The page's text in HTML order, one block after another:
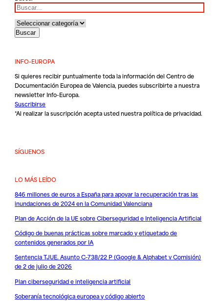
INFO-EUROPA
Si quieres recibir puntualmente toda la información del Centro de
Documentación Europea de Valencia, puedes subscribirte a nuestra
newsletter Info-Europa.
Suscribirse
*Al realizar la suscripción acepta usted nuestrapolítica de privacidad.
SÍGUENOS
LO MÁS LEÍDO
846 millones de euros a España para apoyar la recuperación tras las
inundaciones de 2024 en la Comunidad Valenciana
Plan de Acción de la UE sobre Ciberseguridad e Inteligencia Artificial
Código de buenas prácticas sobre marcado y etiquetado de
contenidos generados por IA
Sentencia TJUE. Asunto C-738/22 P (Google & Alphabet v Comisión)
de 2 de julio de 2026
Plan ciberseguridad e inteligencia artificial
Soberanía tecnológica europea y código abierto